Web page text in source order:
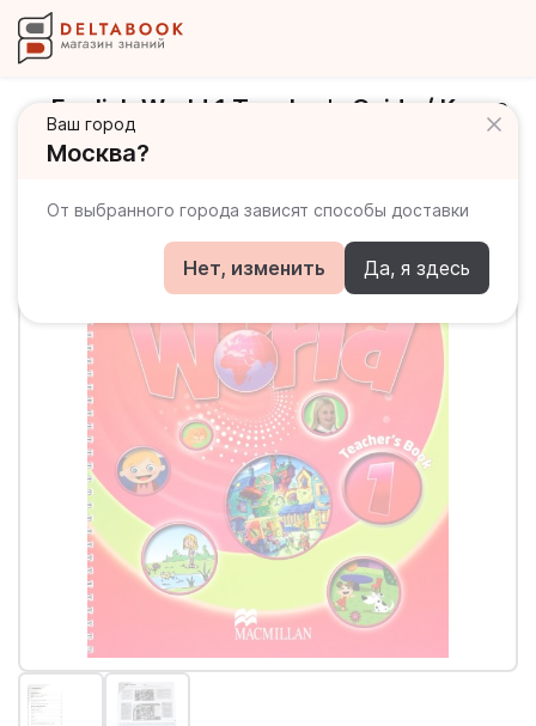
Ваш город
Москва?
От выбранного города зависят способы доставки
Нет, изменить Да, я здесь
English World 1 Teacher's Guide / Книга
для учителя